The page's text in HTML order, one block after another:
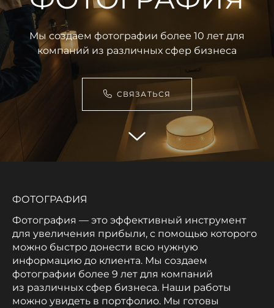
Мы создаем фотографии более 10 лет для
компаний из различных сфер бизнеса
СВЯЗАТЬСЯ
ФОТОГРАФИЯ
Фотография — это эффективный инструмент
для увеличения прибыли, с помощью которого
можно быстро донести всю нужную
информацию до клиента. Мы создаем
фотографии более 9 лет для компаний
из различных сфер бизнеса. Наши работы
можно увидеть в портфолио. Мы готовы